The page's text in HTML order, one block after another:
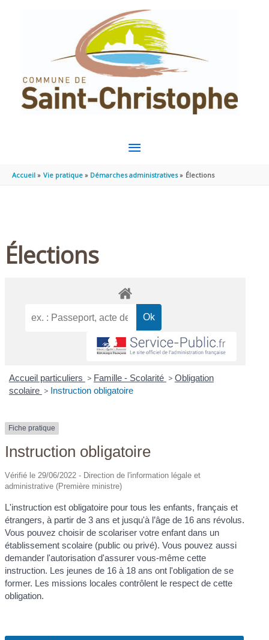
MENU
PRINCIPAL
Accueil Vie pratique Démarches administratives Élections
Élections
Accueil particuliers > Famille - Scolarité > Obligation
scolaire > Instruction obligatoire
Fiche pratique
Instruction obligatoire
Vérifié le 29/06/2022 - Direction de l'information légale et
administrative (Première ministre)
L'instruction est obligatoire pour tous les enfants, français et
étrangers, à partir de 3 ans et jusqu'à l’âge de 16 ans révolus.
Vous pouvez choisir de scolariser votre enfant dans un
établissement scolaire (public ou privé). Vous pouvez aussi
demander l'autorisation d'assurer vous-même cette
instruction. Les jeunes de 16 à 18 ans ont l'obligation de se
former. Les missions locales contrôlent le respect de cette
obligation.